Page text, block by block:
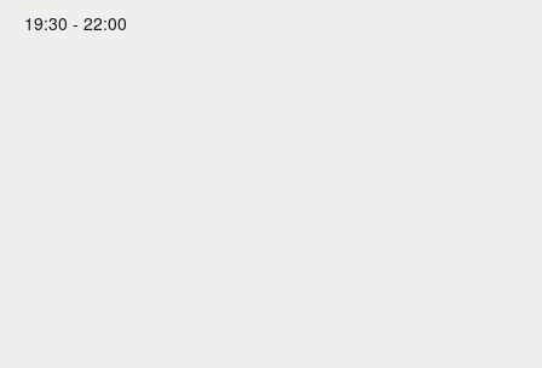
19:30 - 22:00